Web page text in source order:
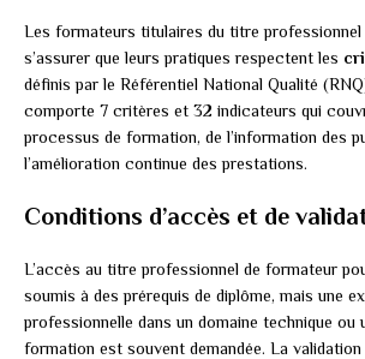
Les formateurs titulaires du titre professionnel
s’assurer que leurs pratiques respectent les
définis par le Référentiel National Qualité
comporte 7 critères et 32 indicateurs qui
processus de formation, de l’information des
l’amélioration continue des prestations.
Conditions d’accès et de
L’accès au titre professionnel de formateur
soumis à des prérequis de diplôme, mais une
professionnelle dans un domaine technique ou
formation est souvent demandée. La